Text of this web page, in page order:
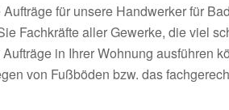
Aufträge für unsere Handwerker für
Fachkräfte aller Gewerke, die viel
in Ihrer Wohnung ausführen
von Fußböden bzw. das